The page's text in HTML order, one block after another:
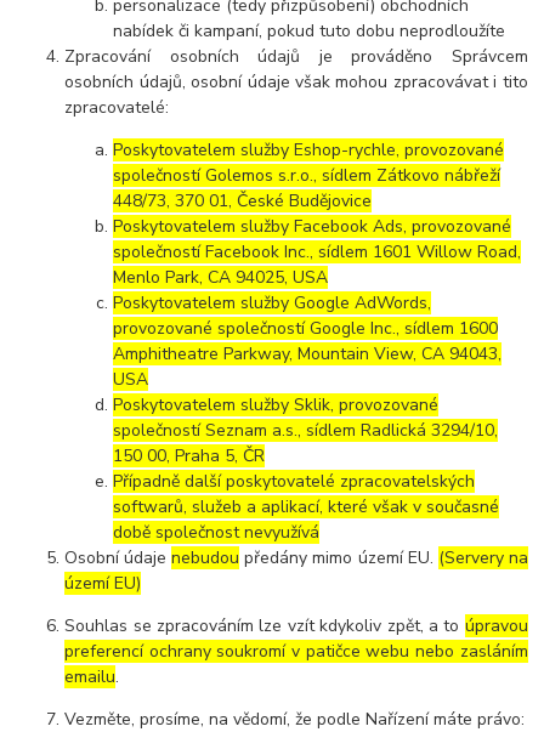
personalizace (tedy přizpůsobení) obchodních
nabídek či kampaní, pokud tuto dobu neprodloužíte
Zpracování osobních údajů je prováděno Správcem
osobních údajů, osobní údaje však mohou zpracovávat i tito
zpracovatelé:
Poskytovatelem služby Eshop-rychle, provozované
společností Golemos s.r.o., sídlem Zátkovo nábřeží
448/73, 370 01, České Budějovice
Poskytovatelem služby Facebook Ads, provozované
společností Facebook Inc., sídlem 1601 Willow Road,
Menlo Park, CA 94025, USA
Poskytovatelem služby Google AdWords,
provozované společností Google Inc., sídlem 1600
Amphitheatre Parkway, Mountain View, CA 94043,
USA
Poskytovatelem služby Sklik, provozované
společností Seznam a.s., sídlem Radlická 3294/10,
150 00, Praha 5, ČR
Případně další poskytovatelé zpracovatelských
softwarů, služeb a aplikací, které však v současné
době společnost nevyužívá
Osobní údajenebudou předány mimo území EU. (Servery na
území EU)
Souhlas se zpracováním lze vzít kdykoliv zpět, a to úpravou
preferencí ochrany soukromí v patičce webu nebo zasláním
emailu.
Vezměte, prosíme, na vědomí, že podle Nařízení máte právo: